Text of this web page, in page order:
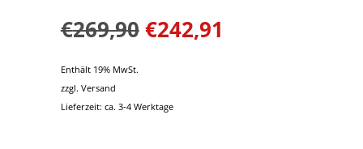
€269,90 €242,91
Enthält 19% MwSt.
zzgl. Versand
Lieferzeit: ca. 3-4 Werktage